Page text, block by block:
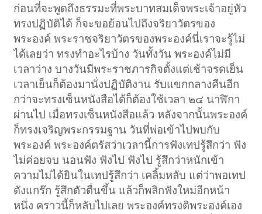
ก่อนที่จะพูดถึงธรรมะที่พระบาทสมเด็จพระเจ้าอยู่หัว
ทรงปฏิบัติได้ ก็จะขอย้อนไปถึงจริยาวัตรของ
พระองค์ พระราชจริยาวัตรของพระองค์นี่เราจะรู้ไม่
ได้เลยว่า ทรงทำอะไรบ้าง วันทั้งวัน พระองค์ไม่มี
เวลาว่าง บางวันมีพระราชภารกิจตั้งแต่เช้าจรดเย็น
เวลาเย็นก็ต้องมานั่งปฏิบัติงาน รับแขกกลางคืนอีก
กว่าจะทรงเซ็นหนังสือได้ก็ต้องใช้เวลา ๒๔ นาฬิกา
ผ่านไป เมื่อทรงเซ็นหนังสือแล้ว หลังจากนั้นพระองค์
ก็ทรงเจริญพระกรรมฐาน วันที่พ่อเข้าไปพบกับ
พระองค์ พระองค์ตรัสว่าเวลานี้การฟังเทปรู้สึกว่า ฟัง
ไม่ค่อยจบ นอนฟัง ฟังไป ฟังไป รู้สึกว่าหนักเข้า
ความไม่ได้ยินในเทปรู้สึกว่า เคลิ้มหลับ แต่ว่าพอเทป
ดังแกร๊ก รู้สึกตัวตื่นขึ้น แล้วก็พลิกฟังใหม่อีกหน้า
หนึ่ง คราวนี้ก็หลับไปเลย พระองค์ทรงติพระองค์เอง